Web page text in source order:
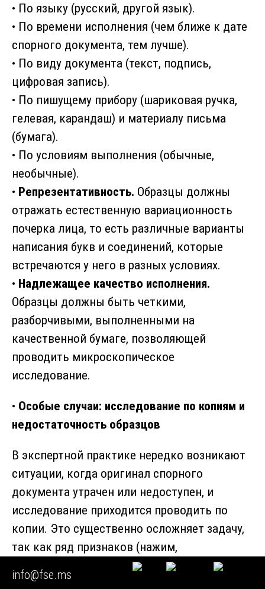
• По языку (русский, другой язык).
• По времени исполнения (чем ближе к дате
спорного документа, тем лучше).
• По виду документа (текст, подпись,
цифровая запись).
• По пишущему прибору (шариковая ручка,
гелевая, карандаш) и материалу письма
(бумага).
• По условиям выполнения (обычные,
необычные).
• Репрезентативность. Образцы должны
отражать естественную вариационность
почерка лица, то есть различные варианты
написания букв и соединений, которые
встречаются у него в разных условиях.
• Надлежащее качество исполнения.
Образцы должны быть четкими,
разборчивыми, выполненными на
качественной бумаге, позволяющей
проводить микроскопическое
исследование.
• Особые случаи: исследование по копиям и
недостаточность образцов
В экспертной практике нередко возникают
ситуации, когда оригинал спорного
документа утрачен или недоступен, и
исследование приходится проводить по
копии. Это существенно осложняет задачу,
так как ряд признаков (нажим,
микроструктура штрихов,
последовательность пересечений) по копии
info@fse.ms